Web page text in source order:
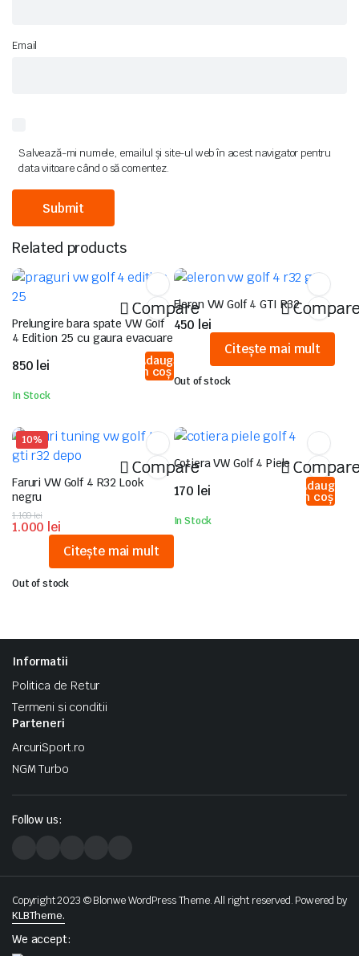
Email
Salvează-mi numele, emailul și site-ul web în acest navigator pentru
data viitoare când o să comentez.
Related products
Compare
Prelungire bara spate VW Golf
4 Edition 25 cu gaura evacuare
850 lei Adaugă
în coș
In Stock
Eleron VW Golf 4 GTI R32
450 lei
Citește mai mult
Out of stock
10%
Compare
Faruri VW Golf 4 R32 Look
negru
1.100lei
Prețul
inițial
1.000 lei
Prețul
curent
Citește mai mult
Out of stock
Cotiera VW Golf 4 Piele
170 lei Adaugă
în coș
In Stock
Informatii
Politica de Retur
Termeni si conditii
Parteneri
ArcuriSport.ro
NGM Turbo
Follow us:
Copyright 2023 © Blonwe WordPress Theme. All right reserved. Powered by
KLBTheme.
We accept: